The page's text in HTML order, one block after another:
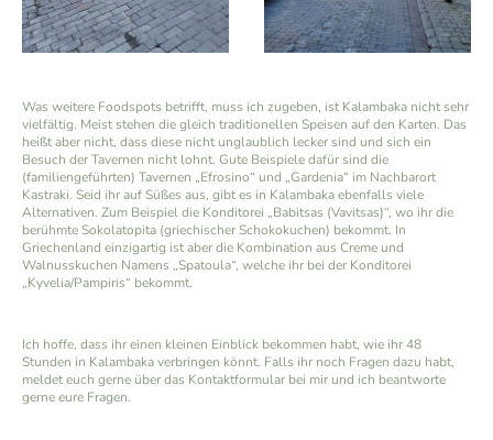
Was weitere Foodspots betrifft, muss ich zugeben, ist Kalambaka nicht sehr
vielfältig. Meist stehen die gleich traditionellen Speisen auf den Karten. Das
heißt aber nicht, dass diese nicht unglaublich lecker sind und sich ein
Besuch der Tavernen nicht lohnt. Gute Beispiele dafür sind die
(familiengeführten) Tavernen „Efrosino“ und „Gardenia“ im Nachbarort
Kastraki. Seid ihr auf Süßes aus, gibt es in Kalambaka ebenfalls viele
Alternativen. Zum Beispiel die Konditorei „Babitsas (Vavitsas)“, wo ihr die
berühmte Sokolatopita (griechischer Schokokuchen) bekommt. In
Griechenland einzigartig ist aber die Kombination aus Creme und
Walnusskuchen Namens „Spatoula“, welche ihr bei der Konditorei
„Kyvelia/Pampiris“ bekommt.
Ich hoffe, dass ihr einen kleinen Einblick bekommen habt, wie ihr 48
Stunden in Kalambaka verbringen könnt. Falls ihr noch Fragen dazu habt,
meldet euch gerne über das Kontaktformular bei mir und ich beantworte
gerne eure Fragen.